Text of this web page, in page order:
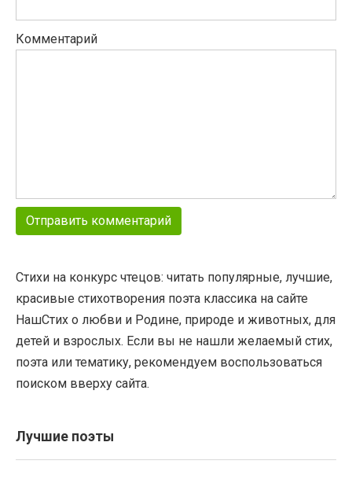
Комментарий
Стихи на конкурс чтецов: читать популярные, лучшие,
красивые стихотворения поэта классика на сайте
НашСтих о любви и Родине, природе и животных, для
детей и взрослых. Если вы не нашли желаемый стих,
поэта или тематику, рекомендуем воспользоваться
поиском вверху сайта.
Лучшие поэты